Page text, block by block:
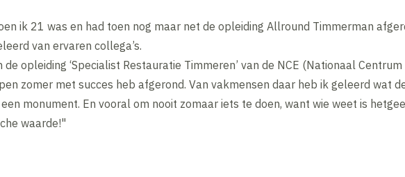
ik 21 was en had toen nog maar net de opleiding Allround Timmerman
van ervaren collega’s.
opleiding ‘Specialist Restauratie Timmeren’ van de NCE (Nationaal Centrum
zomer met succes heb afgerond. Van vakmensen daar heb ik geleerd wat
monument. En vooral om nooit zomaar iets te doen, want wie weet is
waarde!"